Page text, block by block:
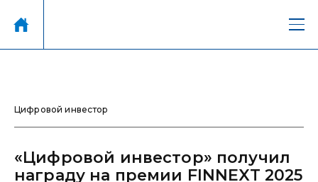
Цифровой инвестор
«Цифровой инвестор» получил
награду на премии FINNEXT 2025